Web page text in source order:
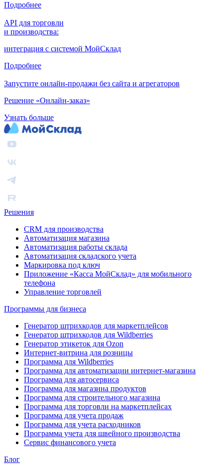
Подробнее
API для торговли
и производства:
интеграция с системой МойСклад
Подробнее
Запустите онлайн-продажи без сайта и агрегаторов
Решение «Онлайн-заказ»
Узнать больше
Решения
CRM для производства
Автоматизация магазина
Автоматизация работы склада
Автоматизация складского учета
Маркировка под ключ
Приложение «Касса МойСклад» для мобильного
телефона
Управление торговлей
Программы для бизнеса
Генератор штрихкодов для маркетплейсов
Генератор штрихкодов для Wildberries
Генератор этикеток для Ozon
Интернет-витрина для розницы
Программа для Wildberries
Программа для автоматизации интернет-магазина
Программа для автосервиса
Программа для магазина продуктов
Программа для строительного магазина
Программа для торговли на маркетплейсах
Программа для учета продаж
Программа для учета расходников
Программа учета для швейного производства
Сервис финансового учета
Блог